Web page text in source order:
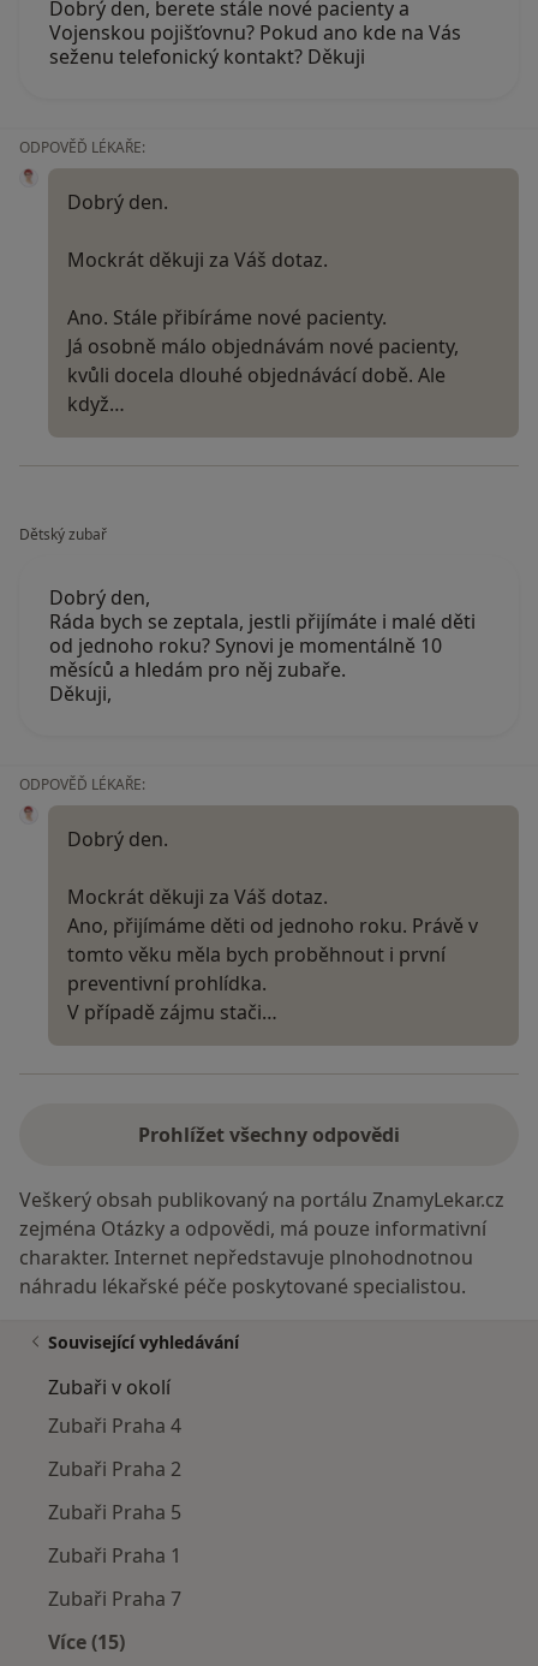
Dobrý den, berete stále nové pacienty a
Vojenskou pojišťovnu? Pokud ano kde na Vás
seženu telefonický kontakt? Děkuji
ODPOVĚĎ LÉKAŘE:
Dobrý den.
Mockrát děkuji za Váš dotaz.
Ano. Stále přibíráme nové pacienty.
Já osobně málo objednávám nové pacienty,
kvůli docela dlouhé objednávácí době. Ale
když…
Dětský zubař
Dobrý den,
Ráda bych se zeptala, jestli přijímáte i malé děti
od jednoho roku? Synovi je momentálně 10
měsíců a hledám pro něj zubaře.
Děkuji,
ODPOVĚĎ LÉKAŘE:
Dobrý den.
Mockrát děkuji za Váš dotaz.
Ano, přijímáme děti od jednoho roku. Právě v
tomto věku měla bych proběhnout i první
preventivní prohlídka.
V případě zájmu stači…
Prohlížet všechny odpovědi
Veškerý obsah publikovaný na portálu ZnamyLekar.cz
zejména Otázky a odpovědi, má pouze informativní
charakter. Internet nepředstavuje plnohodnotnou
náhradu lékařské péče poskytované specialistou.
Související vyhledávání
Zubaři v okolí
Zubaři Praha 4
Zubaři Praha 2
Zubaři Praha 5
Zubaři Praha 1
Zubaři Praha 7
Více (15)